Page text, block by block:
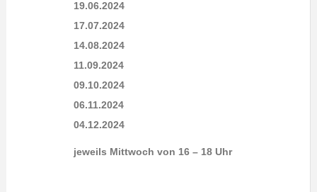
19.06.2024
17.07.2024
14.08.2024
11.09.2024
09.10.2024
06.11.2024
04.12.2024
jeweils Mittwoch von 16 – 18 Uhr